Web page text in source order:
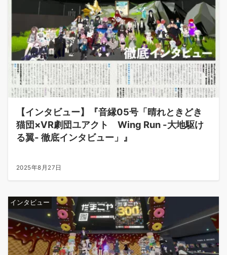
【インタビュー】『音縁05号「晴れときどき
猫団×VR劇団ユアクト Wing Run -大地駆け
る翼- 徹底インタビュー」』
2025年8月27日
インタビュー